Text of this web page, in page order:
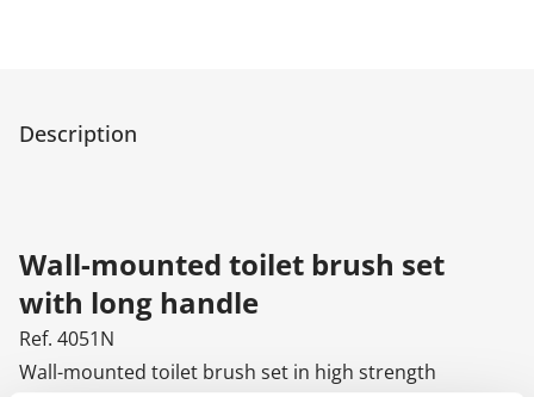
Description
Wall-mounted toilet brush set
with long handle
Ref. 4051N
Wall-mounted toilet brush set in high strength